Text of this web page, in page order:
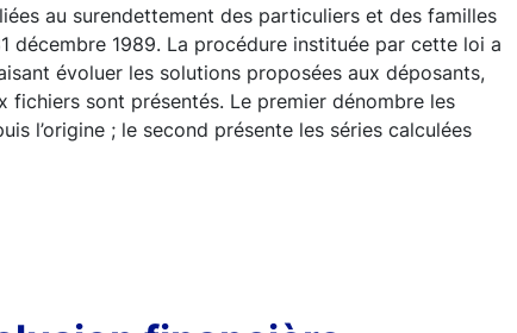
au surendettement des particuliers et des familles
décembre 1989. La procédure instituée par cette loi a
évoluer les solutions proposées aux déposants,
fichiers sont présentés. Le premier dénombre les
l’origine ; le second présente les séries calculées